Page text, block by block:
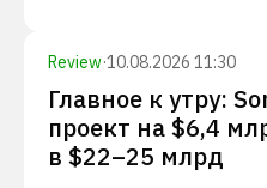
Review·10.08.2026 11:30
Главное к утру:
проект на $6,4
в $22–25 млрд